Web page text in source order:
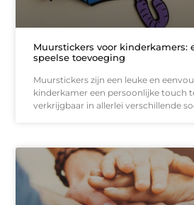
Muurstickers voor kinderkamers:
speelse toevoeging
Muurstickers zijn een leuke en
kinderkamer een persoonlijke touch
verkrijgbaar in allerlei verschillende